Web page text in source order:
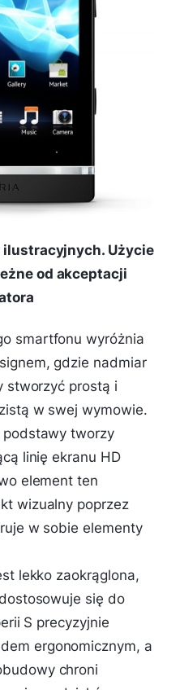
Użycie
od akceptacji
smartfonu wyróżnia
gdzie nadmiar
stworzyć prostą i
w swej wymowie.
podstawy tworzy
linię ekranu HD
element ten
wizualny poprzez
w sobie elementy
lekko zaokrąglona,
się do
S precyzyjnie
ergonomicznym, a
chroni